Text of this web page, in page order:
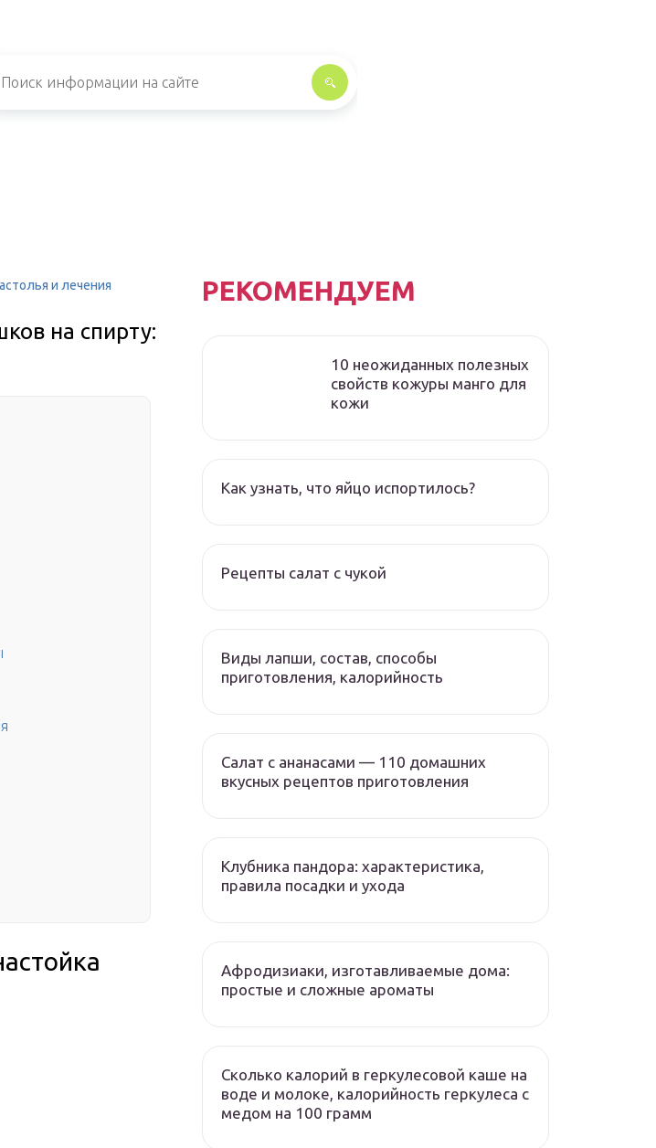
и лечения
на спирту:
РЕКОМЕНДУЕМ
10 неожиданных полезных
свойств кожуры манго для
кожи
Как узнать, что яйцо испортилось?
Рецепты салат с чукой
Виды лапши, состав, способы
приготовления, калорийность
Салат с ананасами — 110 домашних
вкусных рецептов приготовления
Клубника пандора: характеристика,
правила посадки и ухода
Афродизиаки, изготавливаемые дома:
простые и сложные ароматы
Сколько калорий в геркулесовой каше на
воде и молоке, калорийность геркулеса с
медом на 100 грамм